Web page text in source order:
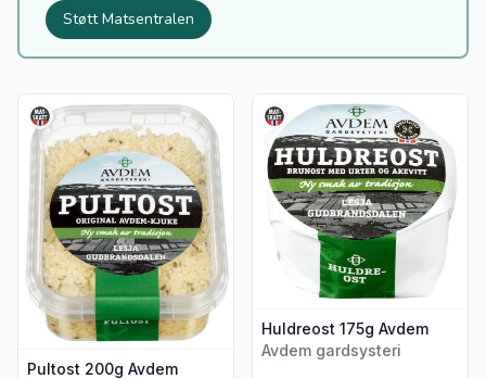
Støtt Matsentralen
Pultost 200g Avdem
Vis flere detaljer for produktet "Pultost 200g Avdem"
Huldreost 175g Avdem
Avdem gardsysteri
Vis flere detaljer for